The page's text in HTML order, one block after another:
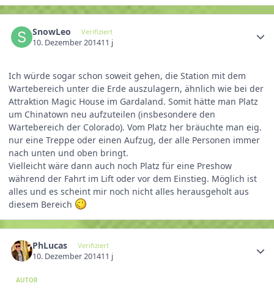
SnowLeo Verifiziert
10. Dezember 201411 j
Ich würde sogar schon soweit gehen, die Station mit dem
Wartebereich unter die Erde auszulagern, ähnlich wie bei der
Attraktion Magic House im Gardaland. Somit hätte man Platz
um Chinatown neu aufzuteilen (insbesondere den
Wartebereich der Colorado). Vom Platz her bräuchte man eig.
nur eine Treppe oder einen Aufzug, der alle Personen immer
nach unten und oben bringt.
Vielleicht wäre dann auch noch Platz für eine Preshow
während der Fahrt im Lift oder vor dem Einstieg. Möglich ist
alles und es scheint mir noch nicht alles herausgeholt aus
diesem Bereich
PhLucas Verifiziert
10. Dezember 201411 j
AUTOR